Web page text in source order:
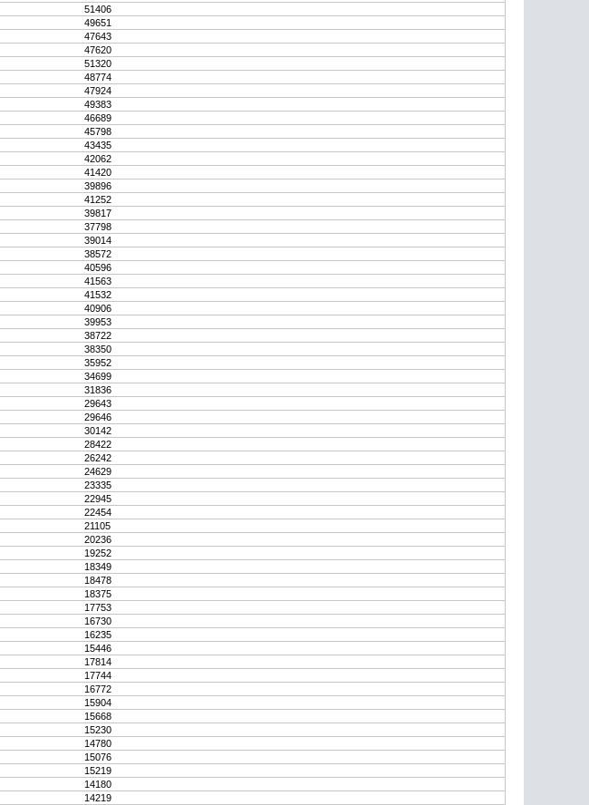
51406
49651
47643
47620
51320
48774
47924
49383
46689
45798
43435
42062
41420
39896
41252
39817
37798
39014
38572
40596
41563
41532
40906
39953
38722
38350
35952
34699
31836
29643
29646
30142
28422
26242
24629
23335
22945
22454
21105
20236
19252
18349
18478
18375
17753
16730
16235
15446
17814
17744
16772
15904
15668
15230
14780
15076
15219
14180
14219